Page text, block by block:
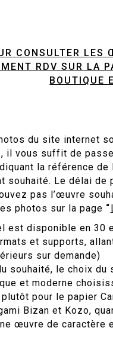
CONSULTER LES
RDV SUR LA
BOUTIQUE
du site internet
, il vous suffit de
la référence
souhaité. Le délai de
pas l’œuvre
photos sur la page “
est disponible en 30
et supports,
sur demande)
souhaité, le choix du
et moderne
pour le papier
Bizan et Kozo,
œuvre de caractère